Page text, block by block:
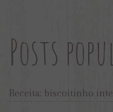
Posts
Receita: biscoitinho